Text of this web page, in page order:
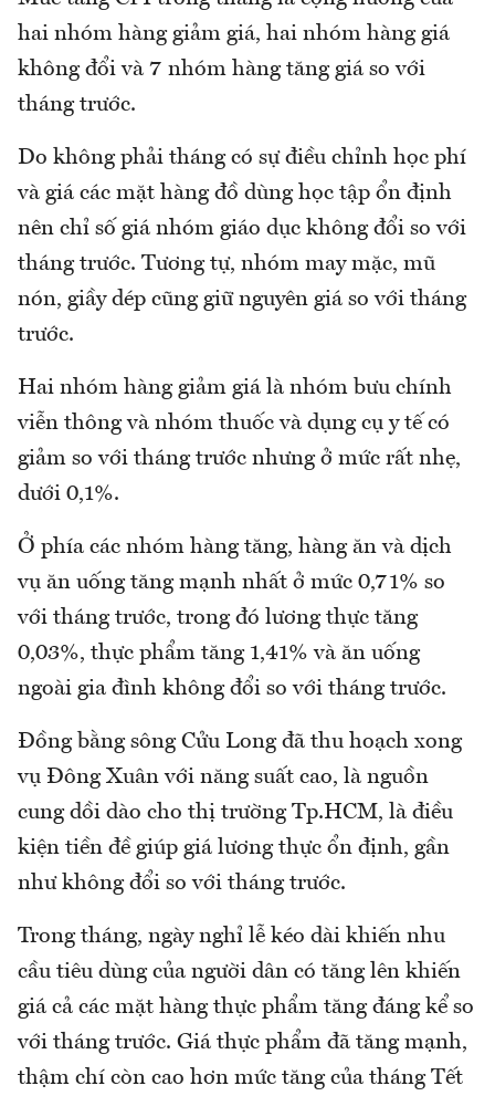
hai nhóm hàng giảm giá, hai nhóm hàng giá
không đổi và 7 nhóm hàng tăng giá so với
tháng trước.
Do không phải tháng có sự điều chỉnh học phí
và giá các mặt hàng đồ dùng học tập ổn định
nên chỉ số giá nhóm giáo dục không đổi so với
tháng trước. Tương tự, nhóm may mặc, mũ
nón, giầy dép cũng giữ nguyên giá so với tháng
trước.
Hai nhóm hàng giảm giá là nhóm bưu chính
viễn thông và nhóm thuốc và dụng cụ y tế có
giảm so với tháng trước nhưng ở mức rất nhẹ,
dưới 0,1%.
Ở phía các nhóm hàng tăng, hàng ăn và dịch
vụ ăn uống tăng mạnh nhất ở mức 0,71% so
với tháng trước, trong đó lương thực tăng
0,03%, thực phẩm tăng 1,41% và ăn uống
ngoài gia đình không đổi so với tháng trước.
Đồng bằng sông Cửu Long đã thu hoạch xong
vụ Đông Xuân với năng suất cao, là nguồn
cung dồi dào cho thị trường Tp.HCM, là điều
kiện tiền đề giúp giá lương thực ổn định, gần
như không đổi so với tháng trước.
Trong tháng, ngày nghỉ lễ kéo dài khiến nhu
cầu tiêu dùng của người dân có tăng lên khiến
giá cả các mặt hàng thực phẩm tăng đáng kể so
với tháng trước. Giá thực phẩm đã tăng mạnh,
thậm chí còn cao hơn mức tăng của tháng Tết